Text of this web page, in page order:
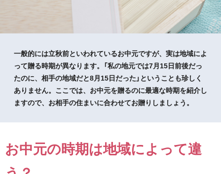
一般的には立秋前といわれているお中元ですが、実は地域によ
って贈る時期が異なります。「私の地元では7月15日前後だっ
たのに、相手の地域だと8月15日だった」ということも珍しく
ありません。ここでは、お中元を贈るのに最適な時期を紹介し
ますので、お相手の住まいに合わせてお贈りしましょう。
お中元の時期は地域によって違